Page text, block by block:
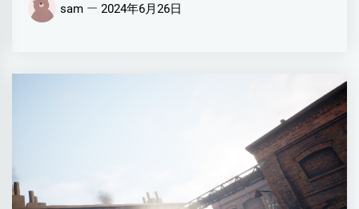
sam 2024年6月26日